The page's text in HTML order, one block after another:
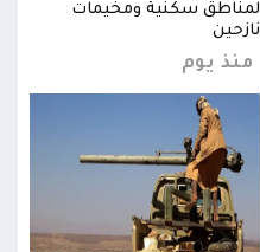
لمناطق سكنية ومخيمات
نازحين
منذ يوم